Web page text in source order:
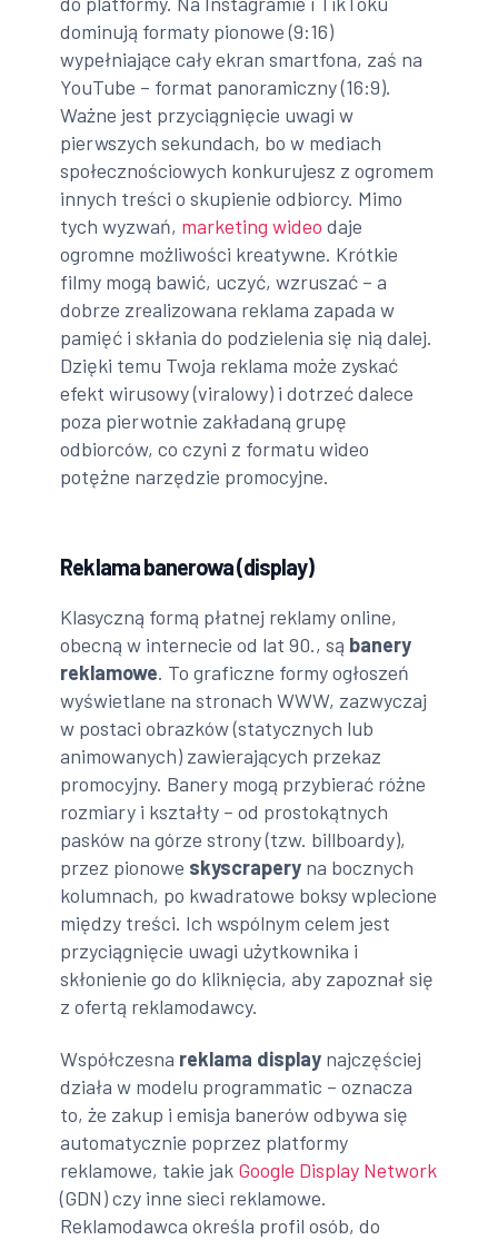
dominują formaty pionowe (9:16)
wypełniające cały ekran smartfona, zaś na
YouTube – format panoramiczny (16:9).
Ważne jest przyciągnięcie uwagi w
pierwszych sekundach, bo w mediach
społecznościowych konkurujesz z ogromem
innych treści o skupienie odbiorcy. Mimo
tych wyzwań, marketing wideo daje
ogromne możliwości kreatywne. Krótkie
filmy mogą bawić, uczyć, wzruszać – a
dobrze zrealizowana reklama zapada w
pamięć i skłania do podzielenia się nią dalej.
Dzięki temu Twoja reklama może zyskać
efekt wirusowy (viralowy) i dotrzeć dalece
poza pierwotnie zakładaną grupę
odbiorców, co czyni z formatu wideo
potężne narzędzie promocyjne.
Reklama banerowa (display)
Klasyczną formą płatnej reklamy online,
obecną w internecie od lat 90., są banery
reklamowe. To graficzne formy ogłoszeń
wyświetlane na stronach WWW, zazwyczaj
w postaci obrazków (statycznych lub
animowanych) zawierających przekaz
promocyjny. Banery mogą przybierać różne
rozmiary i kształty – od prostokątnych
pasków na górze strony (tzw. billboardy),
przez pionowe skyscrapery na bocznych
kolumnach, po kwadratowe boksy wplecione
między treści. Ich wspólnym celem jest
przyciągnięcie uwagi użytkownika i
skłonienie go do kliknięcia, aby zapoznał się
z ofertą reklamodawcy.
Współczesna reklama display najczęściej
działa w modelu programmatic – oznacza
to, że zakup i emisja banerów odbywa się
automatycznie poprzez platformy
reklamowe, takie jak Google Display Network
(GDN) czy inne sieci reklamowe.
Reklamodawca określa profil osób, do